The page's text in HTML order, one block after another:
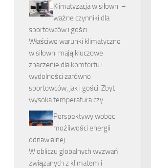
Klimatyzacja w siłowni –
ważne czynniki dla
sportowców i gości
Właściwe warunki klimatyczne
w siłowni mają kluczowe
znaczenie dla komfortu i
wydolności zarówno
sportowców, jak i gości. Zbyt
wysoka temperatura czy …
Perspektywy wobec
możliwości energii
odnawialnej
W obliczu globalnych wyzwań
związanych z klimatem i